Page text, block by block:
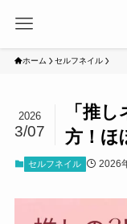
ホーム セルフネイル
「推
方！ほ
2026
3/07
セルフネイル 2026